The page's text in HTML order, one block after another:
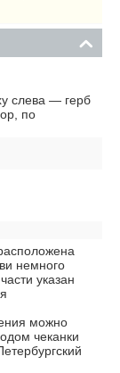
слева — герб
по
немного
указан
можно
чеканки